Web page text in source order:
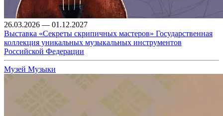
26.03.2026 — 01.12.2027
Выставка «Секреты скрипичных мастеров» Государственная
коллекция уникальных музыкальных инструментов
Российской Федерации
Музей Музыки